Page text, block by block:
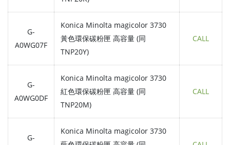
G-
A0WG07F
Konica Minolta magicolor 3730
黃色環保碳粉匣 高容量 (同
TNP20Y)
CALL
G-
A0WG0DF
Konica Minolta magicolor 3730
紅色環保碳粉匣 高容量 (同
TNP20M)
CALL
G-
Konica Minolta magicolor 3730